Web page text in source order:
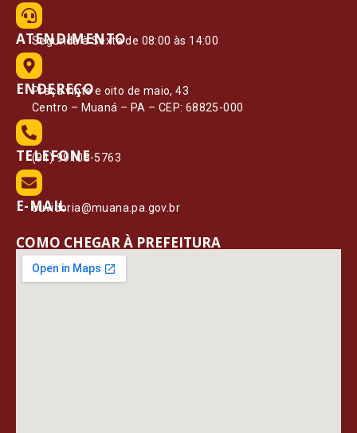
ATENDIMENTO
Segunda à Sexta de 08:00 às 14:00
ENDEREÇO
Praça vinte e oito de maio, 43
Centro – Muaná – PA – CEP: 68825-000
TELEFONE
(91) 99108-5763
E-MAIL
ouvidoria@muana.pa.gov.br
COMO CHEGAR À PREFEITURA